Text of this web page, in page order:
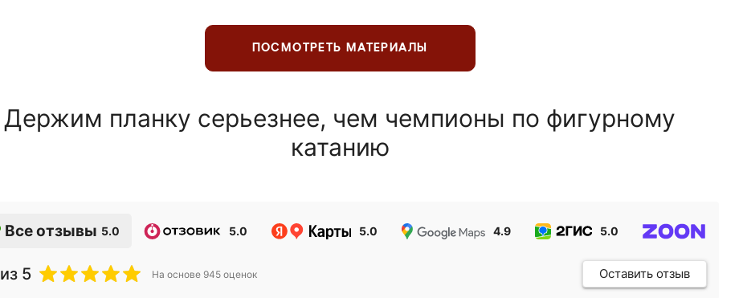
ПОСМОТРЕТЬ МАТЕРИАЛЫ
Держим планку серьезнее, чем чемпионы по фигурному
катанию
Все отзывы 5.0 5.0 5.0 4.9 5.0
из 5 На основе 945 оценок Оставить отзыв